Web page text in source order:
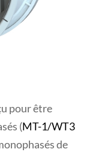
pour être
(MT-1/WT3
de